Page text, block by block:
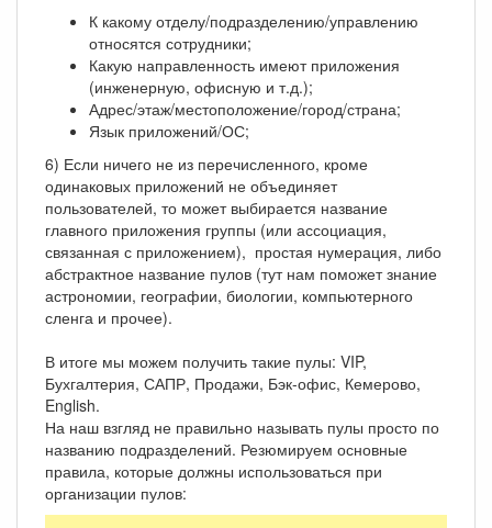
К какому отделу/подразделению/управлению
относятся сотрудники;
Какую направленность имеют приложения
(инженерную, офисную и т.д.);
Адрес/этаж/местоположение/город/страна;
Язык приложений/ОС;
6) Если ничего не из перечисленного, кроме
одинаковых приложений не объединяет
пользователей, то может выбирается название
главного приложения группы (или ассоциация,
связанная с приложением), простая нумерация, либо
абстрактное название пулов (тут нам поможет знание
астрономии, географии, биологии, компьютерного
сленга и прочее).
В итоге мы можем получить такие пулы: VIP,
Бухгалтерия, САПР, Продажи, Бэк-офис, Кемерово,
English.
На наш взгляд не правильно называть пулы просто по
названию подразделений. Резюмируем основные
правила, которые должны использоваться при
организации пулов: